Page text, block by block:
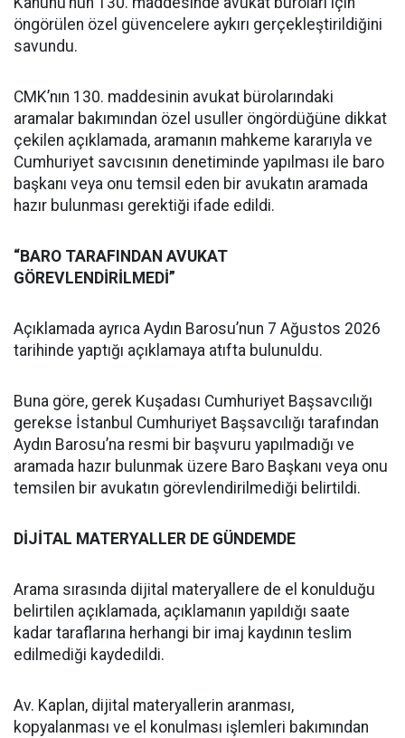
öngörülen özel güvencelere aykırı gerçekleştirildiğini
savundu.
CMK’nın 130. maddesinin avukat bürolarındaki
aramalar bakımından özel usuller öngördüğüne dikkat
çekilen açıklamada, aramanın mahkeme kararıyla ve
Cumhuriyet savcısının denetiminde yapılması ile baro
başkanı veya onu temsil eden bir avukatın aramada
hazır bulunması gerektiği ifade edildi.
“BARO TARAFINDAN AVUKAT
GÖREVLENDİRİLMEDİ”
Açıklamada ayrıca Aydın Barosu’nun 7 Ağustos 2026
tarihinde yaptığı açıklamaya atıfta bulunuldu.
Buna göre, gerek Kuşadası Cumhuriyet Başsavcılığı
gerekse İstanbul Cumhuriyet Başsavcılığı tarafından
Aydın Barosu’na resmi bir başvuru yapılmadığı ve
aramada hazır bulunmak üzere Baro Başkanı veya onu
temsilen bir avukatın görevlendirilmediği belirtildi.
DİJİTAL MATERYALLER DE GÜNDEMDE
Arama sırasında dijital materyallere de el konulduğu
belirtilen açıklamada, açıklamanın yapıldığı saate
kadar taraflarına herhangi bir imaj kaydının teslim
edilmediği kaydedildi.
Av. Kaplan, dijital materyallerin aranması,
kopyalanması ve el konulması işlemleri bakımından